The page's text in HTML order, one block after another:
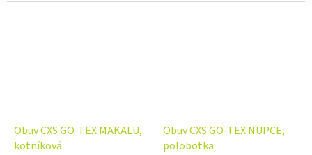
Obuv CXS GO-TEX MAKALU,
kotníková
Obuv CXS GO-TEX NUPCE,
polobotka